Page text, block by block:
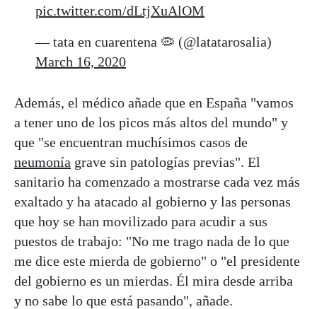
pic.twitter.com/dLtjXuAlOM
— tata en cuarentena 🦠 (@latatarosalia)
March 16, 2020
Además, el médico añade que en España "vamos
a tener uno de los picos más altos del mundo" y
que "se encuentran muchísimos casos de
neumonía grave sin patologías previas". El
sanitario ha comenzado a mostrarse cada vez más
exaltado y ha atacado al gobierno y las personas
que hoy se han movilizado para acudir a sus
puestos de trabajo: "No me trago nada de lo que
me dice este mierda de gobierno" o "el presidente
del gobierno es un mierdas. Él mira desde arriba
y no sabe lo que está pasando", añade.